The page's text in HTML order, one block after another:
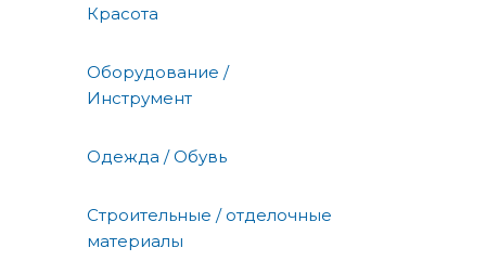
Красота
Оборудование /
Инструмент
Одежда / Обувь
Строительные / отделочные
материалы